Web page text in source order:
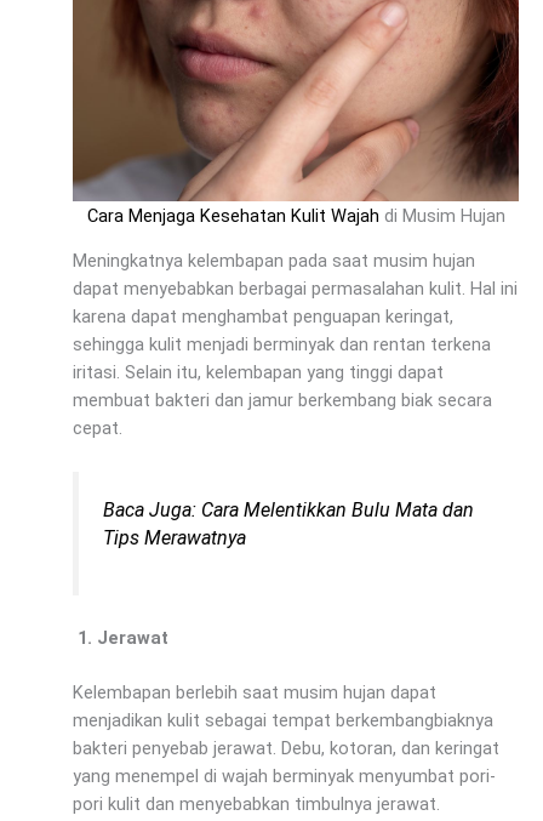
Cara Menjaga Kesehatan Kulit Wajah di Musim Hujan
Meningkatnya kelembapan pada saat musim hujan
dapat menyebabkan berbagai permasalahan kulit. Hal ini
karena dapat menghambat penguapan keringat,
sehingga kulit menjadi berminyak dan rentan terkena
iritasi. Selain itu, kelembapan yang tinggi dapat
membuat bakteri dan jamur berkembang biak secara
cepat.
Baca Juga: Cara Melentikkan Bulu Mata dan
Tips Merawatnya
Jerawat
Kelembapan berlebih saat musim hujan dapat
menjadikan kulit sebagai tempat berkembangbiaknya
bakteri penyebab jerawat. Debu, kotoran, dan keringat
yang menempel di wajah berminyak menyumbat pori-
pori kulit dan menyebabkan timbulnya jerawat.